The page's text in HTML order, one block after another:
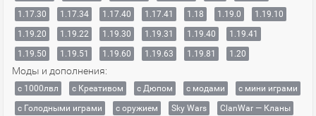
1.17.30
1.17.34 1.17.40 1.17.41 1.18 1.19.0
1.19.10
1.19.20
1.19.22 1.19.30 1.19.31 1.19.40
1.19.41
1.19.50
1.19.51 1.19.60 1.19.63 1.19.81 1.20
Моды и дополнения:
с 1000лвл c Креативом с Дюпом с модами
с мини играми
с Голодными играми
с оружием Sky Wars
ClanWar — Кланы